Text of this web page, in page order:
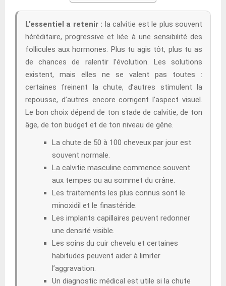
L’essentiel a retenir : la calvitie est le plus souvent
héréditaire, progressive et liée à une sensibilité des
follicules aux hormones. Plus tu agis tôt, plus tu as
de chances de ralentir l’évolution. Les solutions
existent, mais elles ne se valent pas toutes :
certaines freinent la chute, d’autres stimulent la
repousse, d’autres encore corrigent l’aspect visuel.
Le bon choix dépend de ton stade de calvitie, de ton
âge, de ton budget et de ton niveau de gêne.
La chute de 50 à 100 cheveux par jour est
souvent normale.
La calvitie masculine commence souvent
aux tempes ou au sommet du crâne.
Les traitements les plus connus sont le
minoxidil et le finastéride.
Les implants capillaires peuvent redonner
une densité visible.
Les soins du cuir chevelu et certaines
habitudes peuvent aider à limiter
l’aggravation.
Un diagnostic médical est utile si la chute